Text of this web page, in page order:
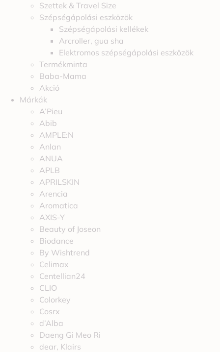
Szettek & Travel Size
Szépségápolási eszközök
Szépségápolási kellékek
Arcroller, gua sha
Elektromos szépségápolási eszközök
Termékminta
Baba-Mama
Akció
Márkák
A’Pieu
Abib
AMPLE:N
Anlan
ANUA
APLB
APRILSKIN
Arencia
Aromatica
AXIS-Y
Beauty of Joseon
Biodance
By Wishtrend
Celimax
Centellian24
CLIO
Colorkey
Cosrx
d’Alba
Daeng Gi Meo Ri
dear, Klairs